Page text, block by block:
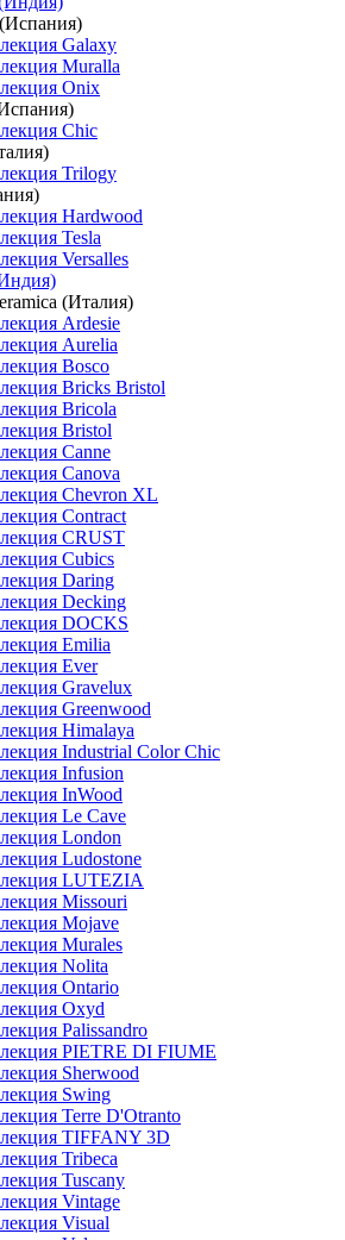
Galaxy
Muralla
Onix
Chic
Trilogy
Hardwood
Tesla
Versalles
(Италия)
Ardesie
Aurelia
Bosco
Bricks Bristol
Bricola
Bristol
Canne
Canova
Chevron XL
Contract
CRUST
Cubics
Daring
Decking
DOCKS
Emilia
Ever
Gravelux
Greenwood
Himalaya
Industrial Color Chic
Infusion
InWood
Le Cave
London
Ludostone
LUTEZIA
Missouri
Mojave
Murales
Nolita
Ontario
Oxyd
Palissandro
PIETRE DI FIUME
Sherwood
Swing
Terre D'Otranto
TIFFANY 3D
Tribeca
Tuscany
Vintage
Visual